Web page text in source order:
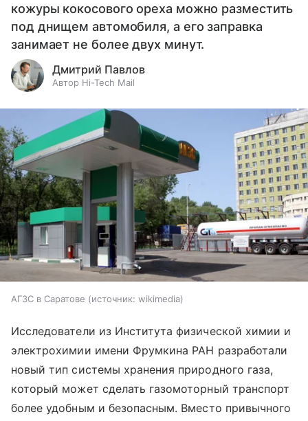
кожуры кокосового ореха можно разместить
под днищем автомобиля, а его заправка
занимает не более двух минут.
Дмитрий Павлов
Автор Hi-Tech Mail
АГЗС в Саратове источник: wikimedia
Исследователи из Института физической химии и
электрохимии имени Фрумкина РАН разработали
новый тип системы хранения природного газа,
который может сделать газомоторный транспорт
более удобным и безопасным. Вместо привычного